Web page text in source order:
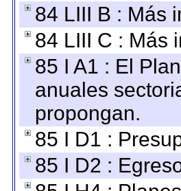
84 LIII B : Más
84 LIII C : Más
85 I A1 : El
anuales
propongan.
85 I D1 :
85 I D2 :